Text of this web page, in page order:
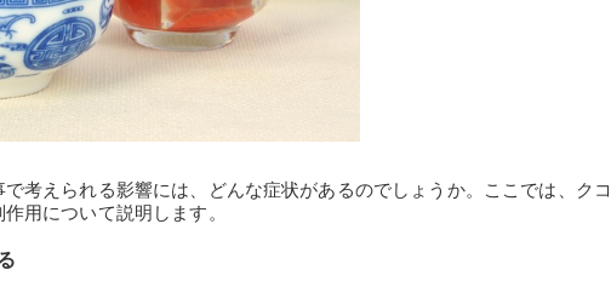
考えられる影響には、どんな症状があるのでしょうか。ここでは、クコ
用について説明します。